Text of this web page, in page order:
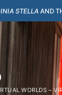
STELLA AND
WORLDS –